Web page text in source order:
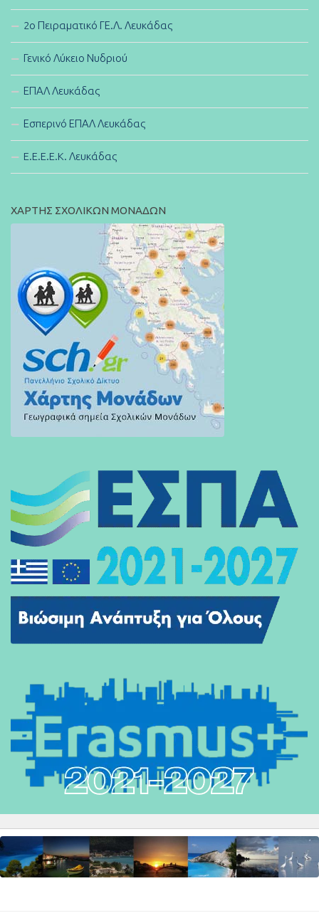
2ο Πειραματικό ΓΕ.Λ. Λευκάδας
Γενικό Λύκειο Νυδριού
ΕΠΑΛ Λευκάδας
Εσπερινό ΕΠΑΛ Λευκάδας
E.E.E.E.K. Λευκάδας
ΧΑΡΤΗΣ ΣΧΟΛΙΚΩΝ ΜΟΝΑΔΩΝ